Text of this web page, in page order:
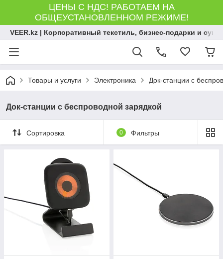
ЦЕНЫ С НДС! РАБОТАЕМ НА
ОБЩЕУСТАНОВЛЕННОМ РЕЖИМЕ!
VEER.kz | Корпоративный текстиль, бизнес-подарки и
Товары и услуги Электроника Док-станции с
Док-станции с беспроводной зарядкой
Сортировка 0 Фильтры